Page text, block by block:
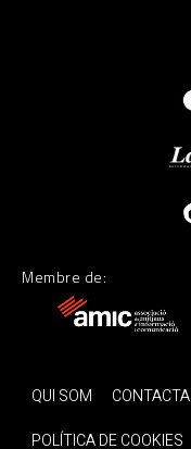
Membre de:
QUI SOM CONTACTA
POLÍTICA DE COOKIES